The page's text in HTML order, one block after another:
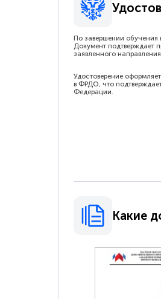
По завершении обучения
Документ подтверждает
заявленного
Удостоверение
в ФРДО, что
Федерации.
Какие